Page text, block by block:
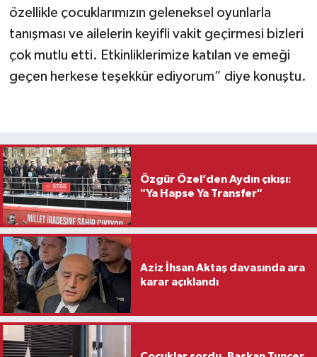
özellikle çocuklarımızın geleneksel oyunlarla
tanışması ve ailelerin keyifli vakit geçirmesi bizleri
çok mutlu etti. Etkinliklerimize katılan ve emeği
geçen herkese teşekkür ediyorum” diye konuştu.
Özgür Özel’den Aydın çıkışı:
"Ya Hapse Ya Transfer"
Aziz İhsan Aktaş davasında ara
karar açıklandı